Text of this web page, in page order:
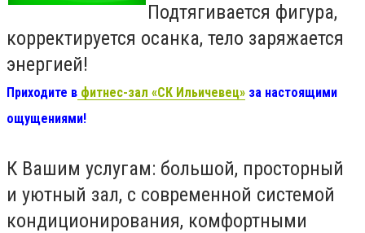
Подтягивается фигура,
корректируется осанка, тело заряжается
энергией!
Приходите в фитнес-зал «СК Ильичевец» за настоящими
ощущениями!
К Вашим услугам: большой, просторный
и уютный зал, с современной системой
кондиционирования, комфортными